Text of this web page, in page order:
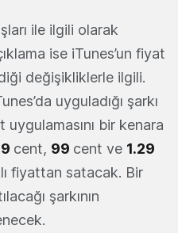
ile ilgili olarak
ise iTunes’un fiyat
değişikliklerle ilgili.
uyguladığı şarkı
bir kenara
cent, 99 cent ve 1.29
fiyattan satacak. Bir
şarkının